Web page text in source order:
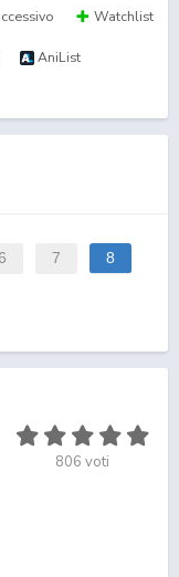
Watchlist
AniList
7 8
806 voti